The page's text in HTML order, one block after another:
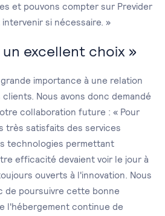
et pouvons compter sur Previder
si nécessaire. »
excellent choix »
importance à une relation
Nous avons donc demandé
collaboration future : « Pour
très satisfaits des services
technologies permettant
efficacité devaient voir le jour à
ouverts à l'innovation. Nous
de poursuivre cette bonne
l'hébergement continue de